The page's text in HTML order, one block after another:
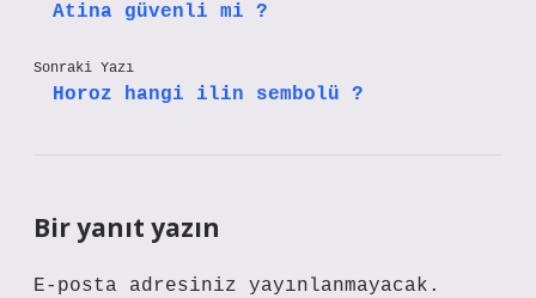
Atina güvenli mi ?
Sonraki Yazı
Horoz hangi ilin sembolü ?
Bir yanıt yazın
E-posta adresiniz yayınlanmayacak.